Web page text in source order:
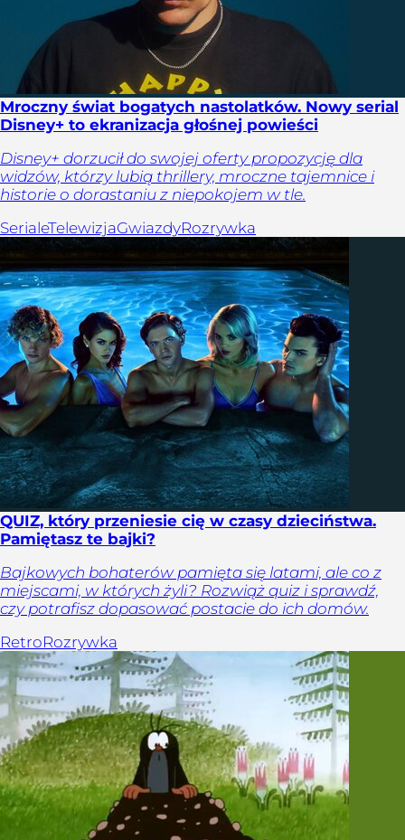
Mroczny świat bogatych nastolatków. Nowy serial
Disney+ to ekranizacja głośnej powieści
Disney+ dorzucił do swojej oferty propozycję dla
widzów, którzy lubią thrillery, mroczne tajemnice i
historie o dorastaniu z niepokojem w tle.
SerialeTelewizjaGwiazdyRozrywka
QUIZ, który przeniesie cię w czasy dzieciństwa.
Pamiętasz te bajki?
Bajkowych bohaterów pamięta się latami, ale co z
miejscami, w których żyli? Rozwiąż quiz i sprawdź,
czy potrafisz dopasować postacie do ich domów.
RetroRozrywka